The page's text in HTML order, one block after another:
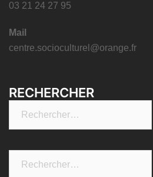
03 21 24 27 95
Mail
centre.socioculturel@orange.fr
RECHERCHER